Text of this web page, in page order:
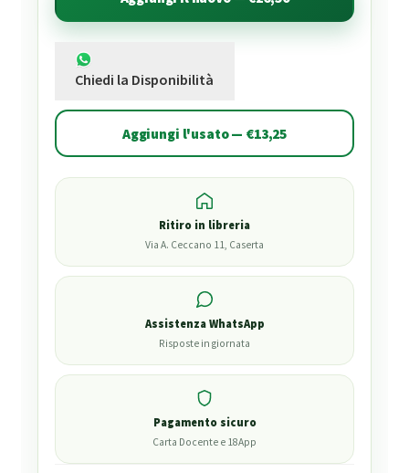
Chiedi la Disponibilità
Aggiungi l'usato — €13,25
Ritiro in libreria
Via A. Ceccano 11, Caserta
Assistenza WhatsApp
Risposte in giornata
Pagamento sicuro
Carta Docente e 18App